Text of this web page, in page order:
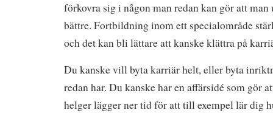
förkovra sig i någon man redan kan gör att
bättre. Fortbildning inom ett specialområde
och det kan bli lättare att kanske klättra på
Du kanske vill byta karriär helt, eller byta
redan har. Du kanske har en affärsidé som gör
helger lägger ner tid för att till exempel lär dig